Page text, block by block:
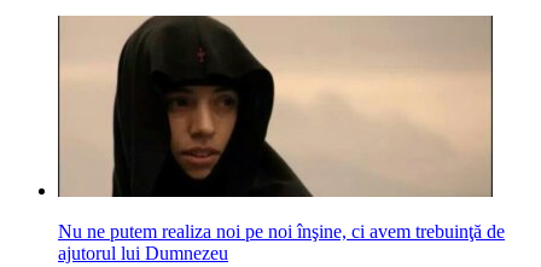
Nu ne putem realiza noi pe noi înşine, ci avem trebuinţă de
ajutorul lui Dumnezeu